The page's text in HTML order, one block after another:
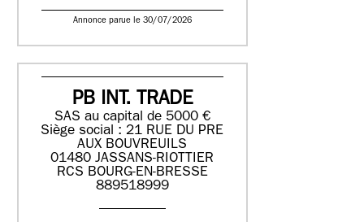
Annonce parue le 30/07/2026
PB INT. TRADE
SAS au capital de 5000 €
Siège social : 21 RUE DU PRE
AUX BOUVREUILS
01480 JASSANS-RIOTTIER
RCS BOURG-EN-BRESSE
889518999